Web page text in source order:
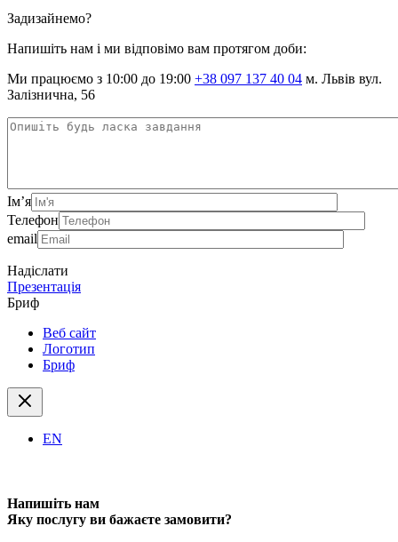
Задизайнемо?
Напишіть нам і ми відповімо вам протягом доби:
Ми працюємо з 10:00 до 19:00 +38 097 137 40 04 м. Львів вул.
Залізнична, 56
Ім’я
Телефон
email
Надіслати
Презентація
Бриф
Веб сайт
Логотип
Бриф
EN
Напишіть нам
Яку послугу ви бажаєте замовити?